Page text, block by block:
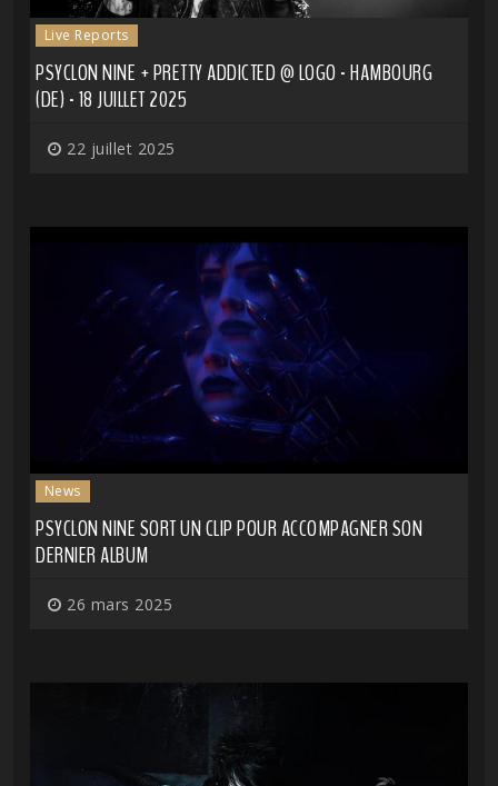
Live Reports
PSYCLON NINE + PRETTY ADDICTED @ LOGO - HAMBOURG
(DE) - 18 JUILLET 2025
22 juillet 2025
News
PSYCLON NINE SORT UN CLIP POUR ACCOMPAGNER SON
DERNIER ALBUM
26 mars 2025